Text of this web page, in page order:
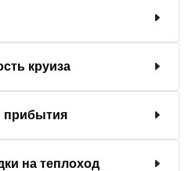
круиза
прибытия
на теплоход